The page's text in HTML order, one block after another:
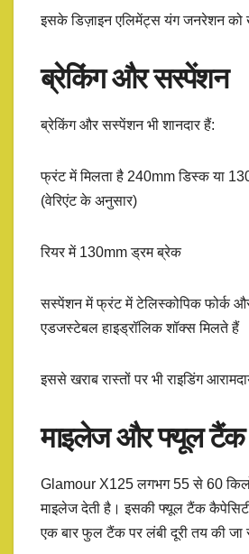
इसके डिज़ाइन एलिमेंट्स यंग जनरेशन को
ब्रेकिंग और सस्पेंशन
ब्रेकिंग और सस्पेंशन भी शानदार हैं:
फ्रंट में मिलता है 240mm डिस्क या
(वेरिएंट के अनुसार)
रियर में 130mm ड्रम ब्रेक
सस्पेंशन में फ्रंट में टेलिस्कोपिक फोर्क
एडजस्टेबल हाइड्रॉलिक शॉक्स मिलते हैं
इससे खराब रास्तों पर भी राइडिंग
माइलेज और फ्यूल टैंक
Glamour X125 लगभग 55 से 60
माइलेज देती है। इसकी फ्यूल टैंक
एक बार फुल टैंक पर लंबी दूरी तय की जा